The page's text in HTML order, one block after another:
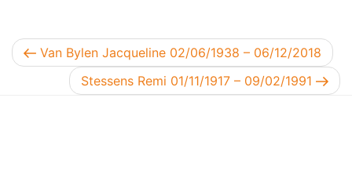
Berichtnavigatie
Vorig bericht
Van Bylen Jacqueline 02/06/1938 – 06/12/2018
Volgend bericht
Stessens Remi 01/11/1917 – 09/02/1991